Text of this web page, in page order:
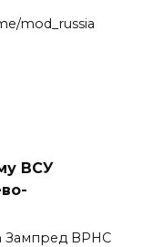
mod_russia
ВСУ
Зампред ВРНС